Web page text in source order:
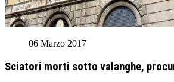
06 Marzo 2017
Sciatori morti sotto valanghe,